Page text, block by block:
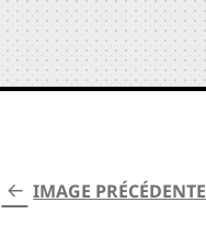
IMAGE PRÉCÉDENTE